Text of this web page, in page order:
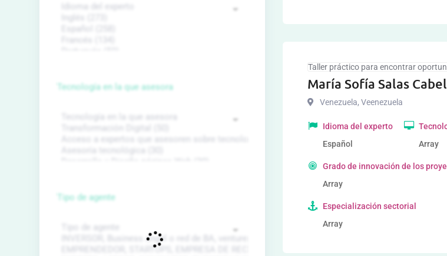
Taller práctico para encontrar
María Sofía Salas
Venezuela, Veenezuela
Idioma del experto
Español
Array
Grado de innovación de los
Array
Especialización sectorial
Array
Tecnología en la que asesora
Tipo de agente